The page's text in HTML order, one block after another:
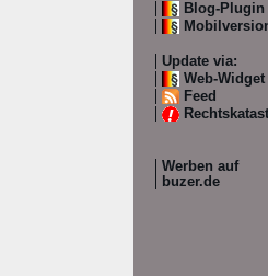
Blog-Plugin
Update via:
Web-Widget
Feed
Werben auf
buzer.de